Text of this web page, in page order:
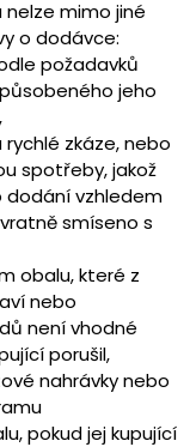
nelze mimo jiné
o dodávce:
požadavků
jeho
zkáze, nebo
spotřeby, jakož
dodání vzhledem
smíseno s
obalu, které z
nebo
není vhodné
porušil,
nahrávky nebo
pokud jej kupující